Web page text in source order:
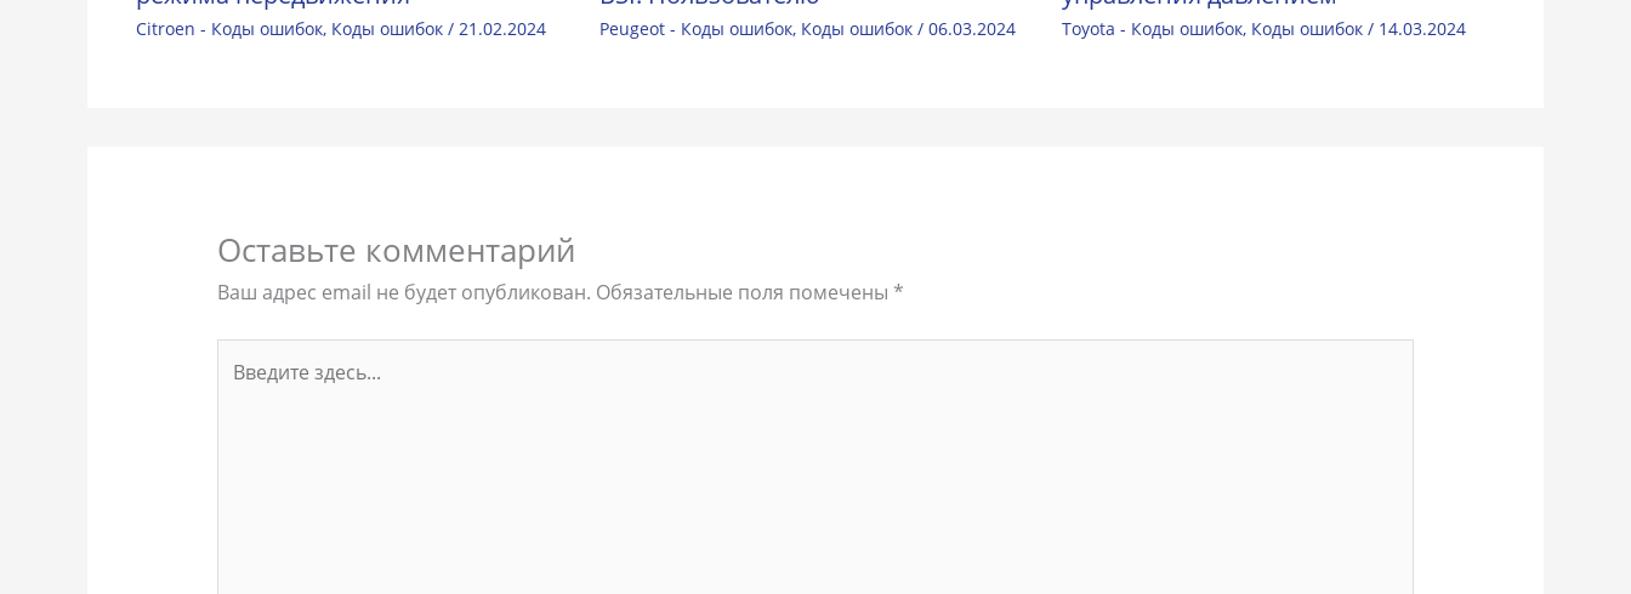
Citroen - Коды ошибок, Коды ошибок / 21.02.2024 Peugeot - Коды ошибок, Коды ошибок/ 06.03.2024 Toyota - Коды ошибок, Коды ошибок / 14.03.2024
Оставьте комментарий
Ваш адрес email не будет опубликован. Обязательные поля помечены *
здесь...